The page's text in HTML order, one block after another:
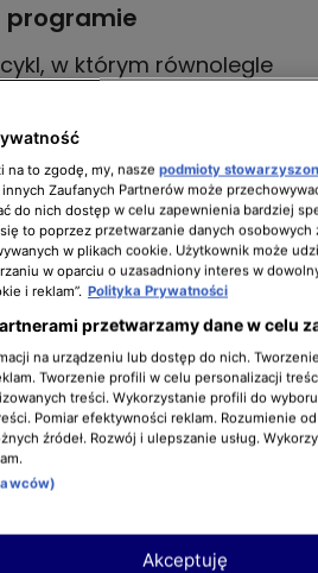
programie
w którym równolegle
różne projekty
warsztatach – każdy w
pomysłami i inną
samochodu. To nie tylko
ale przede
robota: demontaż,
elementów,
z różnych aut i
które potrafią
spodziewanym
pokazują też kulisy
zrobić „jak fabryka”, a
żeby projekt w
Sezon liczy 12
na to zgodę, my, nasze podmioty
innych Zaufanych Partnerów może
do nich dostęp w celu zapewnienia bardziej
to poprzez przetwarzanie danych osobowych
w plikach cookie. Użytkownik może
w oparciu o uzasadniony interes w
i reklam”. Polityka Prywatności
przetwarzamy dane w celu
na urządzeniu lub dostęp do nich.
Tworzenie profili w celu personalizacji
treści. Wykorzystanie profili do
Pomiar efektywności reklam. Rozumienie
źródeł. Rozwój i ulepszanie usług.
Akceptuję